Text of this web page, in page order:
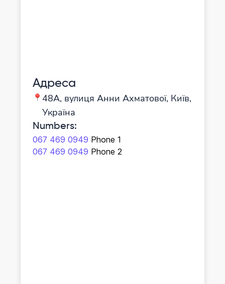
Адреса
48A, вулиця Анни Ахматової, Київ,
Україна
Numbers:
067 469 0949 Phone 1
067 469 0949 Phone 2